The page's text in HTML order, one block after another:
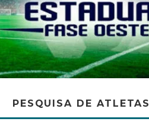
PESQUISA DE ATLETAS